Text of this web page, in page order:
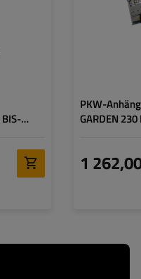
bis
PKW-
GARDEN
1
Art der Federung: